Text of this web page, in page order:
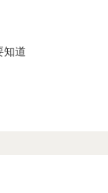
知道